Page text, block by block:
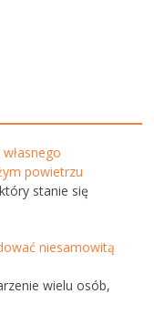
powietrzu
stanie się
niesamowitą
wielu osób,